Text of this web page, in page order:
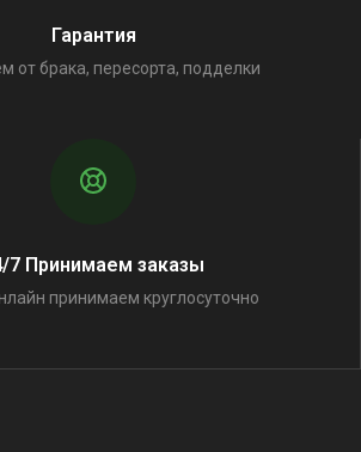
Гарантия
от брака, пересорта, подделки
7 Принимаем заказы
принимаем круглосуточно